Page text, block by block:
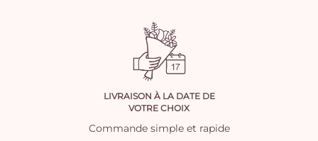
LIVRAISON À LA DATE DE
VOTRE CHOIX
Commande simple et rapide